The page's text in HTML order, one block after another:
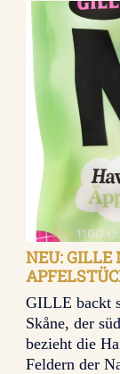
NEU:
GILLE backt
Skåne, der
bezieht die
Feldern der